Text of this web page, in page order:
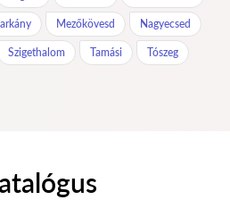
Mezőkövesd Nagyecsed
Szigethalom Tamási Tószeg